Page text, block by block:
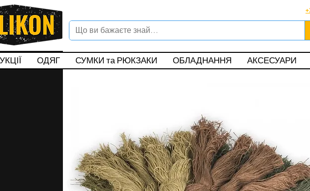
ОДЯГ СУМКИ та РЮКЗАКИ ОБЛАДНАННЯ АКСЕСУАРИ